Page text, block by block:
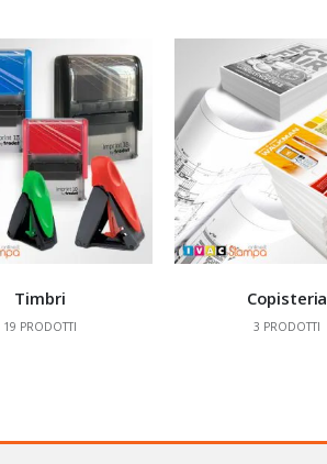
Timbri
19 PRODOTTI
Copisteria
3 PRODOTTI